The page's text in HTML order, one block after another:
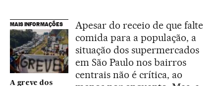
MAIS INFORMAÇÕES
A greve dos
Apesar do receio de que falte
comida para a população, a
situação dos supermercados
em São Paulo nos bairros
centrais não é crítica, ao